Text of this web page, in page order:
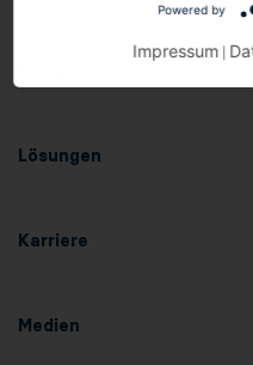
Lösungen
Karriere
Medien
Powered by
Impressum